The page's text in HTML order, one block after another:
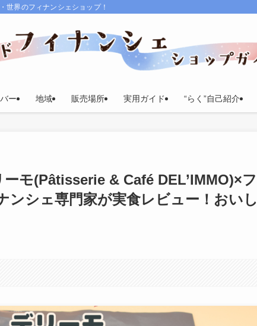
世界のフィナンシェショップ！
ー 地域 販売場所 実用ガイド “らく”自己紹介
モ(Pâtisserie & Café DEL’IMMO)×フ
ンシェ専門家が実食レビュー！おいし